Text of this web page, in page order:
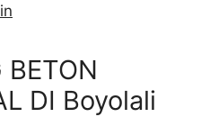
BETON
DI Boyolali